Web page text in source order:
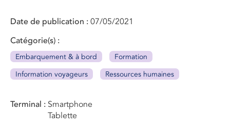
Date de publication
07/05/2021
Catégorie(s)
Embarquement & à bord
Formation
Information voyageurs
Ressources humaines
Terminal
Smartphone
Tablette